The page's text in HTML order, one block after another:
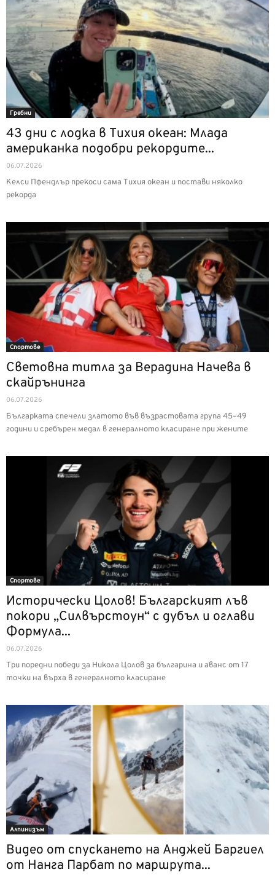
Гребни
43 дни с лодка в Тихия океан: Млада
американка подобри рекордите...
06.07.2026
Келси Пфендлър прекоси сама Тихия океан и постави няколко
рекорда
Спортове
Световна титла за Верадина Начева в
скайрънинга
06.07.2026
Българката спечели златото във възрастовата група 45–49
години и сребърен медал в генералното класиране при жените
Спортове
Исторически Цолов! Българският лъв
покори „Силвърстоун“ с дубъл и оглави
Формула...
06.07.2026
Три поредни победи за Никола Цолов за българина и аванс от 17
точки на върха в генералното класиране
Алпинизъм
Видео от спускането на Анджей Баргиел
от Нанга Парбат по маршрута...